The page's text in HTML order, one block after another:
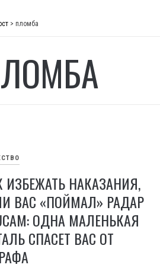
> пломба
ИЗБЕЖАТЬ НАКАЗАНИЯ,
ВАС «ПОЙМАЛ» РАДАР
ОДНА МАЛЕНЬКАЯ
СПАСЕТ ВАС ОТ